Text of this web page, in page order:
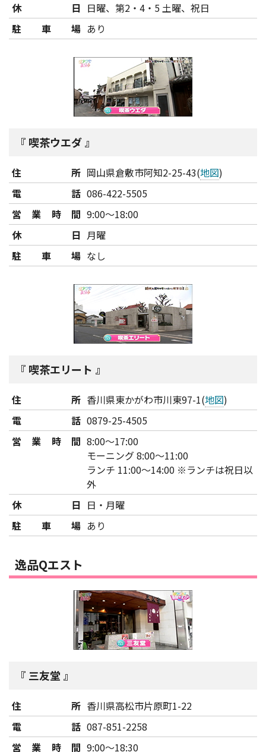
休日 日曜、第2・4・5 土曜、祝日
駐車場 あり
喫茶ウエダ
住所 岡山県倉敷市阿知2-25-43(地図)
電話 086-422-5505
営業時間 9:00～18:00
休日 月曜
駐車場 なし
喫茶エリート
住所 香川県東かがわ市川東97-1(地図)
電話 0879-25-4505
営業時間 8:00～17:00
モーニング 8:00～11:00
ランチ 11:00～14:00 ※ランチは祝日以
外
休日 日・月曜
駐車場 あり
逸品Qエスト
三友堂
住所 香川県高松市片原町1-22
電話 087-851-2258
営業時間 9:00～18:30